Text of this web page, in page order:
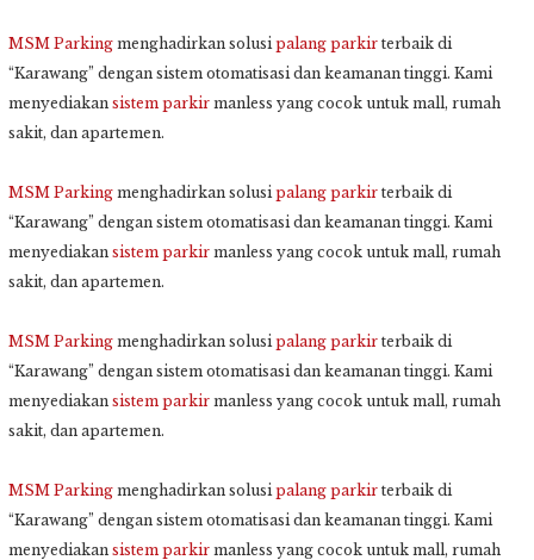
MSM Parking menghadirkan solusipalang parkir terbaik di
“Karawang” dengan sistem otomatisasi dan keamanan tinggi. Kami
menyediakan sistem parkir manless yang cocok untuk mall, rumah
sakit, dan apartemen.
MSM Parking menghadirkan solusipalang parkir terbaik di
“Karawang” dengan sistem otomatisasi dan keamanan tinggi. Kami
menyediakan sistem parkir manless yang cocok untuk mall, rumah
sakit, dan apartemen.
MSM Parking menghadirkan solusipalang parkir terbaik di
“Karawang” dengan sistem otomatisasi dan keamanan tinggi. Kami
menyediakan sistem parkir manless yang cocok untuk mall, rumah
sakit, dan apartemen.
MSM Parking menghadirkan solusipalang parkir terbaik di
“Karawang” dengan sistem otomatisasi dan keamanan tinggi. Kami
menyediakan sistem parkir manless yang cocok untuk mall, rumah